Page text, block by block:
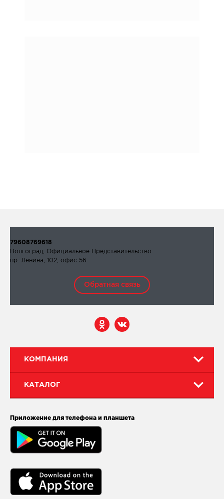
КОМПАНИЯ
КАТАЛОГ
Приложение для телефона и планшета
79608769618
Волгоград, Официальное Представительство
пр. Ленина, 102, офис 56
Обратная связь